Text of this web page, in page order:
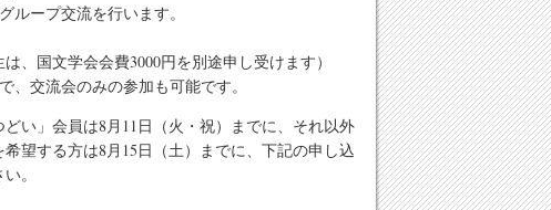
交流を行います。
文学会会費3000円を別途申し受けます）
のみの参加も可能です。
い」会員は8月11日（火・祝）までに、それ以外
望する方は8月15日（土）までに、下記の申し込
。